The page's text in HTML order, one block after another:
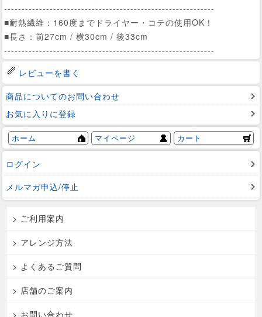
------------------------------------------------------------
■耐熱繊維：160度までドライヤー・コテの使用OK！
■長さ：前27cm / 横30cm / 後33cm
------------------------------------------------------------
レビューを書く
商品についてのお問い合わせ
お気に入りに登録
ホーム マイページ カート
ログイン
メルマガ申込/停止
> ご利用案内
> アレンジ方法
> よくあるご質問
> 店舗のご案内
> お問い合わせ